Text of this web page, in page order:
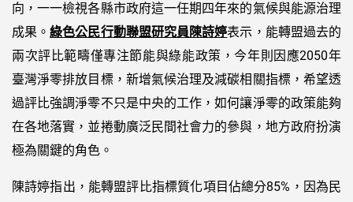
向，一一檢視各縣市政府這一任期四年來的氣候與能源治理
成果。綠色公民行動聯盟研究員陳詩婷表示，能轉盟過去的
兩次評比範疇僅專注節能與綠能政策，今年則因應2050年
臺灣淨零排放目標，新增氣候治理及減碳相關指標，希望透
過評比強調淨零不只是中央的工作，如何讓淨零的政策能夠
在各地落實，並捲動廣泛民間社會力的參與，地方政府扮演
極為關鍵的角色。
陳詩婷指出，能轉盟評比指標質化項目佔總分85%，因為民